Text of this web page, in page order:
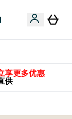
享更多优惠
供